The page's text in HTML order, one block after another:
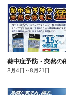
8月4日 ～8月31日